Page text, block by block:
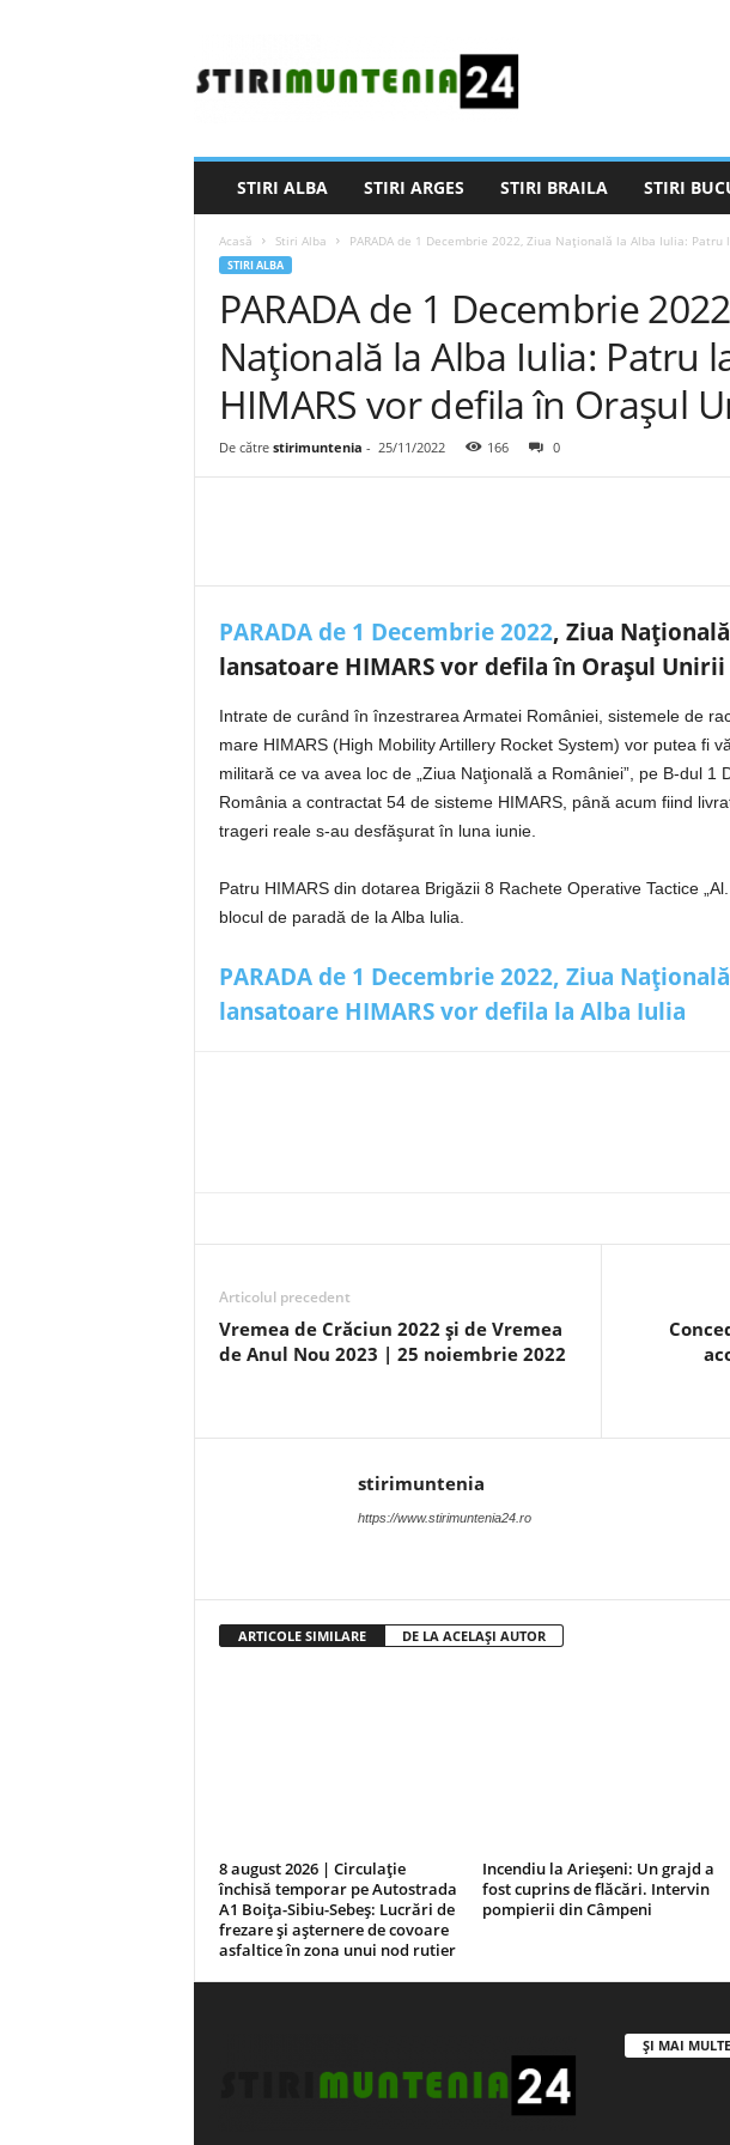
r
STIRI ALBA STIRI ARGES STIRI BRAILA STIRI
Acasă Stiri Alba PARADA de 1 Decembrie 2022, Ziua Națională la Alba Iulia: Patru
STIRI ALBA
PARADA de 1 Decembrie
Națională la Alba Iulia: Patru
HIMARS vor defila în Orașul
De către stirimuntenia - 25/11/2022 166 0
PARADA de 1 Decembrie 2022, Ziua
lansatoare HIMARS vor defila în Orașul Unirii
Intrate de curând în înzestrarea Armatei României, sistemele de
mare HIMARS (High Mobility Artillery Rocket System) vor putea fi
militară ce va avea loc de „Ziua Naţională a României”, pe B-dul 1
România a contractat 54 de sisteme HIMARS, până acum fiind
trageri reale s-au desfăşurat în luna iunie.
Patru HIMARS din dotarea Brigăzii 8 Rachete Operative Tactice
blocul de paradă de la Alba lulia.
PARADA de 1 Decembrie 2022, Ziua
lansatoare HIMARS vor defila la Alba Iulia
Articolul precedent
Vremea de Crăciun 2022 și de Vremea
de Anul Nou 2023 | 25 noiembrie 2022
stirimuntenia
https://www.stirimuntenia24.ro
ARTICOLE SIMILARE DE LA ACELAȘI AUTOR
8 august 2026 | Circulație
închisă temporar pe Autostrada
A1 Boița-Sibiu-Sebeș: Lucrări de
frezare și așternere de covoare
asfaltice în zona unui nod rutier
Incendiu la Arieșeni: Un grajd a
fost cuprins de flăcări. Intervin
pompierii din Câmpeni
ȘI MAI